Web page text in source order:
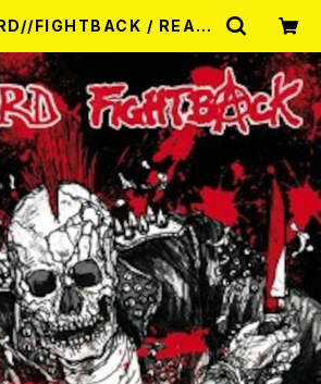
FIGHTBACK / REALI
| RECORD SHOP MISE
RY